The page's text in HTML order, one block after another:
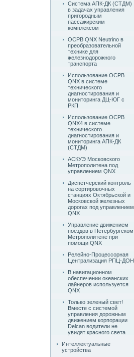
Система АПК-ДК (СТДМ)
в задачах управления
пригородным
пассажирским
комплексом
ОСРВ QNX Neutrino в
преобразовательной
технике для
железнодорожного
транспорта
Использование ОСРВ
QNX в системе
технического
диагностирования и
мониторинга ДЦ-ЮГ с
РКП
Использование ОСРВ
QNX4 в системе
технического
диагностирования и
мониторинга АПК-ДК
(СТДМ)
АСКУЭ Московского
Метрополитена под
управлением QNX
Диспетчерский контроль
на сортировочных
станциях Октябрьской и
Московской железных
дорогах под управлением
QNX
Управление движением
поездов в Петербургском
Метрополитене при
помощи QNX
Релейно-Процессорная
Централизация РПЦ-ДОН
В навигационном
обеспечении океанских
лайнеров используется
QNX
Только зеленый свет!
Вместе с системой
управления дорожным
движением корпорации
Delcan водители не
увидят красного света
Интеллектуальные
устройства